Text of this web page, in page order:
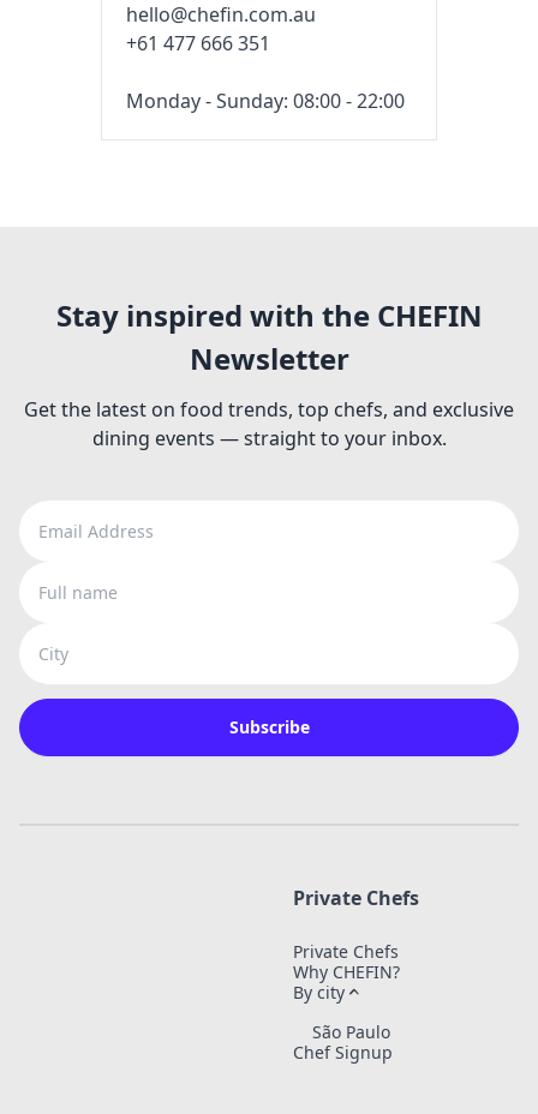
hello@chefin.com.au
+61 477 666 351
Monday - Sunday: 08:00 - 22:00
Stay inspired with the CHEFIN
Newsletter
Get the latest on food trends, top chefs, and exclusive
dining events — straight to your inbox.
Subscribe
Private Chefs
Private Chefs
Why CHEFIN?
By city
São Paulo
Chef Signup